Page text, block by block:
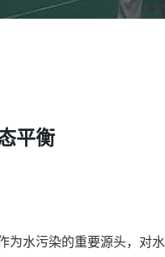
平衡
为水污染的重要源头，对水